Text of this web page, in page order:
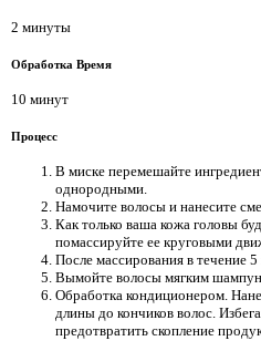
2 минуты
Обработка Время
10 минут
Процесс
В миске перемешайте
однородными.
Намочите волосы и нанесите
Как только ваша кожа головы
помассируйте ее круговыми
После массирования в течение
Вымойте волосы мягким
Обработка кондиционером.
длины до кончиков волос.
предотвратить скопление